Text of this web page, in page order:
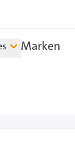
Marken